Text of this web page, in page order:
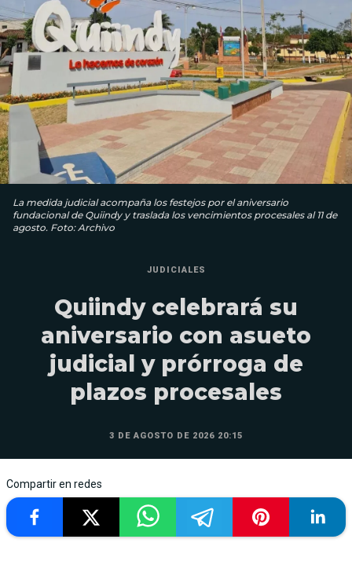
La medida judicial acompaña los festejos por el aniversario
fundacional de Quiindy y traslada los vencimientos procesales al 11 de
agosto. Foto: Archivo
JUDICIALES
Quiindy celebrará su
aniversario con asueto
judicial y prórroga de
plazos procesales
3 DE AGOSTO DE 2026 20:15
Compartir en redes